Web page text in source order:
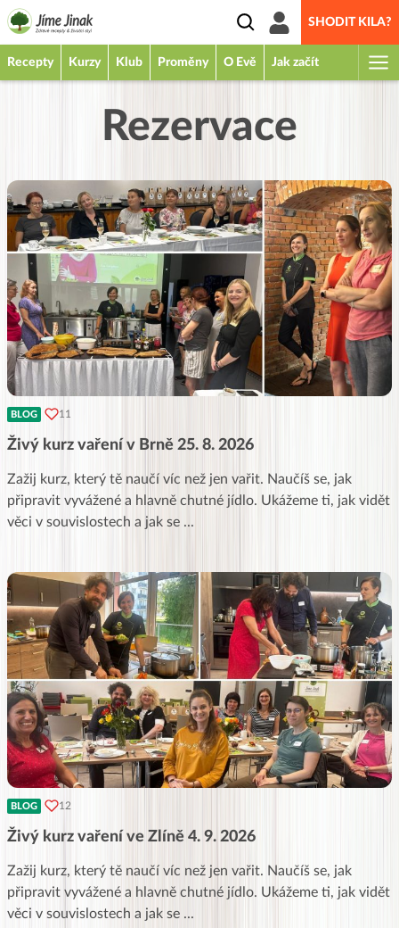
SHODIT KILA?
Recepty Kurzy Klub Proměny O Evě Jak začít
Rezervace
BLOG 11
Živý kurz vaření v Brně 25. 8. 2026
Zažij kurz, který tě naučí víc než jen vařit. Naučíš se, jak
připravit vyvážené a hlavně chutné jídlo. Ukážeme ti, jak vidět
věci v souvislostech a jak se ...
BLOG 12
Živý kurz vaření ve Zlíně 4. 9. 2026
Zažij kurz, který tě naučí víc než jen vařit. Naučíš se, jak
připravit vyvážené a hlavně chutné jídlo. Ukážeme ti, jak vidět
věci v souvislostech a jak se ...